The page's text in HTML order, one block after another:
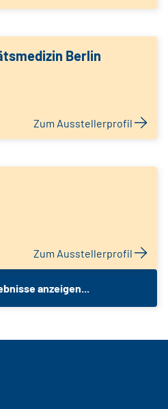
Berlin
Zum Ausstellerprofil
Zum Ausstellerprofil
anzeigen...